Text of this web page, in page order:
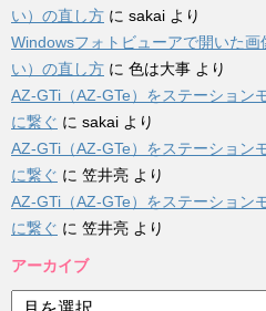
い）の直し方 に sakai より
Windowsフォトビューアで開いた
い）の直し方 に 色は大事 より
AZ-GTi（AZ-GTe）をステーション
に繋ぐ に sakai より
AZ-GTi（AZ-GTe）をステーション
に繋ぐ に 笠井亮 より
AZ-GTi（AZ-GTe）をステーション
に繋ぐ に 笠井亮 より
アーカイブ
ア